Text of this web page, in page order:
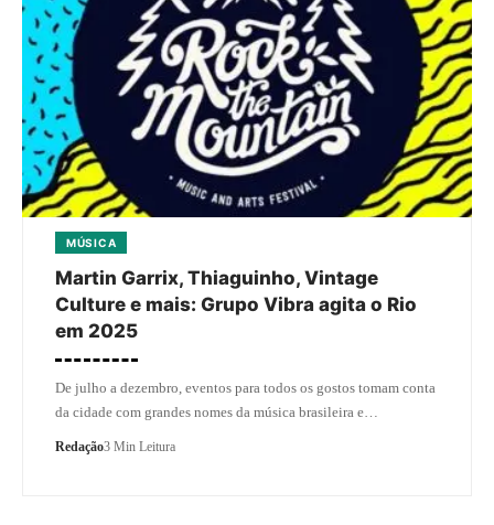
MÚSICA
Martin Garrix, Thiaguinho, Vintage
Culture e mais: Grupo Vibra agita o Rio
em 2025
De julho a dezembro, eventos para todos os gostos tomam conta
da cidade com grandes nomes da música brasileira e…
Redação3 Min Leitura